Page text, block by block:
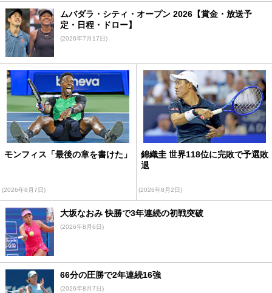
ムバダラ・シティ・オープン 2026【賞金・放送予
定・日程・ドロー】
(2026年7月17日)
モンフィス「最後の章を書けた」
(2026年8月7日)
錦織圭 世界118位に完敗で予選敗
退
(2026年8月2日)
大坂なおみ 快勝で3年連続の初戦突破
(2026年8月6日)
66分の圧勝で2年連続16強
(2026年8月7日)